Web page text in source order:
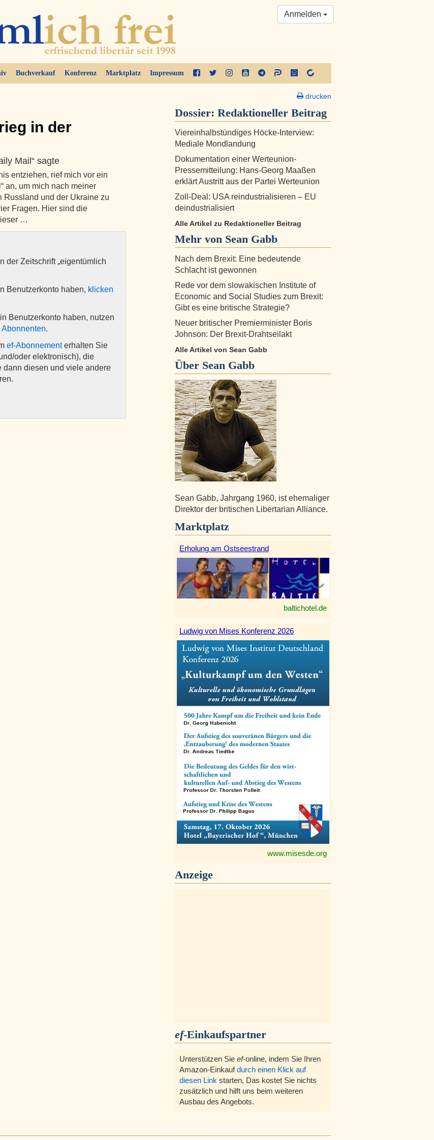
Buchverkauf Konferenz Marktplatz Impressum
Anmelden
in der
Mail“ sagte
entziehen, rief mich vor ein
an, um mich nach meiner
Russland und der Ukraine zu
Fragen. Hier sind die
…
der Zeitschrift „eigentümlich
Benutzerkonto haben, klicken
Benutzerkonto haben, nutzen
.
ef-Abonnementerhalten Sie
oder elektronisch), die
dann diesen und viele andere
drucken
Dossier: Redaktioneller Beitrag
Viereinhalbstündiges Höcke-Interview:
Mediale Mondlandung
Dokumentation einer Werteunion-
Pressemitteilung: Hans-Georg Maaßen
erklärt Austritt aus der Partei Werteunion
Zoll-Deal: USA reindustrialisieren – EU
deindustrialisiert
Alle Artikel zu Redaktioneller Beitrag
Mehr von Sean Gabb
Nach dem Brexit: Eine bedeutende
Schlacht ist gewonnen
Rede vor dem slowakischen Institute of
Economic and Social Studies zum Brexit:
Gibt es eine britische Strategie?
Neuer britischer Premierminister Boris
Johnson: Der Brexit-Drahtseilakt
Alle Artikel von Sean Gabb
Über Sean Gabb
Sean Gabb, Jahrgang 1960, ist ehemaliger
Direktor der britischen Libertarian Alliance.
Marktplatz
Erholung am Ostseestrand
baltichotel.de
Ludwig von Mises Konferenz 2026
www.misesde.org
Anzeige
ef-Einkaufspartner
Unterstützen Sie ef-online, indem Sie Ihren
Amazon-Einkaufdurch einen Klick auf
diesen Link starten, Das kostet Sie nichts
zusätzlich und hilft uns beim weiteren
Ausbau des Angebots.